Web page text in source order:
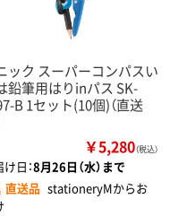
ック スーパーコンパスい
鉛筆用はりinパス SK-
B 1セット(10個)（直送
￥5,280（税込）
日：8月26日（水）まで
直送品 stationeryMからお